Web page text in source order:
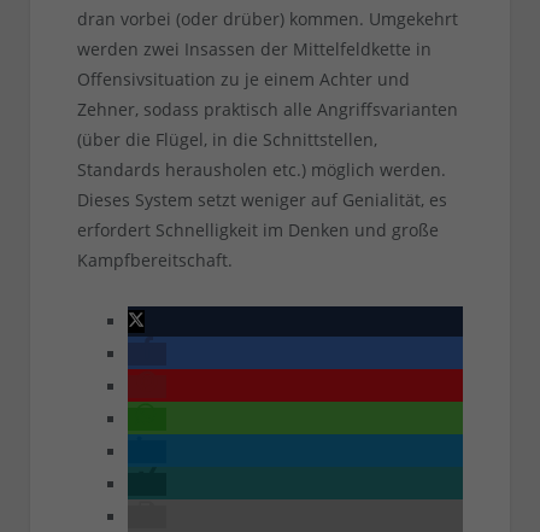
dran vorbei (oder drüber) kommen. Umgekehrt
werden zwei Insassen der Mittelfeldkette in
Offensivsituation zu je einem Achter und
Zehner, sodass praktisch alle Angriffsvarianten
(über die Flügel, in die Schnittstellen,
Standards herausholen etc.) möglich werden.
Dieses System setzt weniger auf Genialität, es
erfordert Schnelligkeit im Denken und große
Kampfbereitschaft.